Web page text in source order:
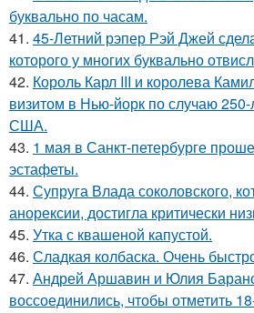
буквально по часам.
41. 45-Летний рэпер Рэй Джей
которого у многих буквально
42. Король Карл III и королева
визитом в Нью-йорк по случаю 250-
США.
43. 1 мая в Санкт-петербурге
эстафеты.
44. Супруга Влада соколовского,
анорексии, достигла критически
45. Утка с квашеной капустой.
46. Сладкая колбаска. Очень
47. Андрей Аршавин и Юлия
воссоединились, чтобы отметить